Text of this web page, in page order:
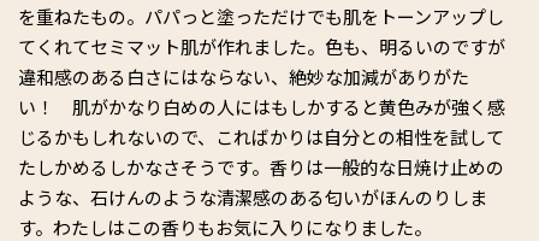
を重ねたもの。パパっと塗っただけでも肌をトーンアップし
てくれてセミマット肌が作れました。色も、明るいのですが
違和感のある白さにはならない、絶妙な加減がありがた
い！ 肌がかなり白めの人にはもしかすると黄色みが強く感
じるかもしれないので、こればかりは自分との相性を試して
たしかめるしかなさそうです。香りは一般的な日焼け止めの
ような、石けんのような清潔感のある匂いがほんのりしま
す。わたしはこの香りもお気に入りになりました。